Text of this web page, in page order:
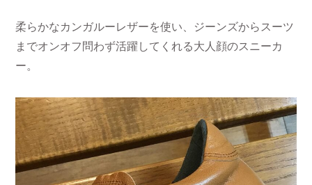
柔らかなカンガルーレザーを使い、ジーンズからスーツ
までオンオフ問わず活躍してくれる大人顔のスニーカ
ー。